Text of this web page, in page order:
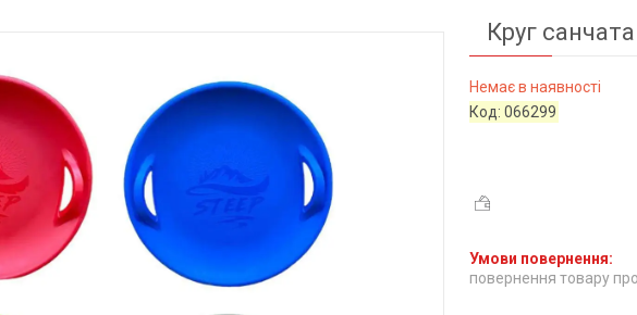
Круг
Немає в наявності
Код:066299
повернення товару